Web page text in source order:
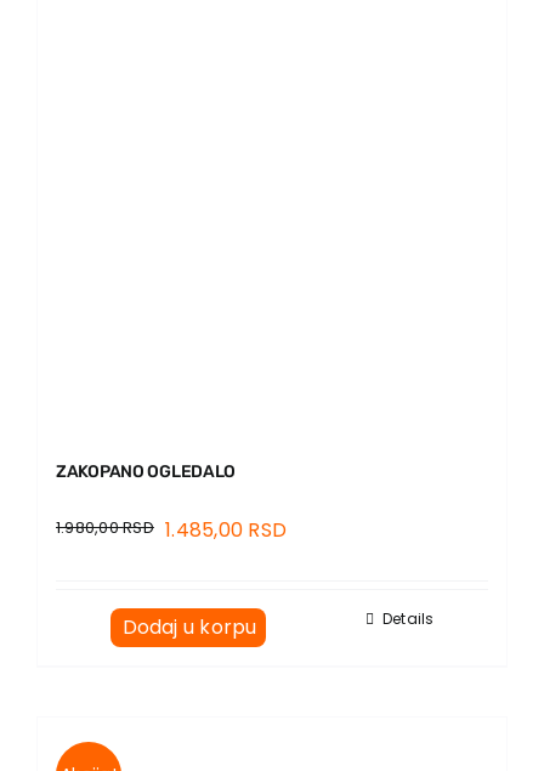
ZAKOPANO OGLEDALO
1.980,00RSD 1.485,00 RSD
Dodaj u korpu Details